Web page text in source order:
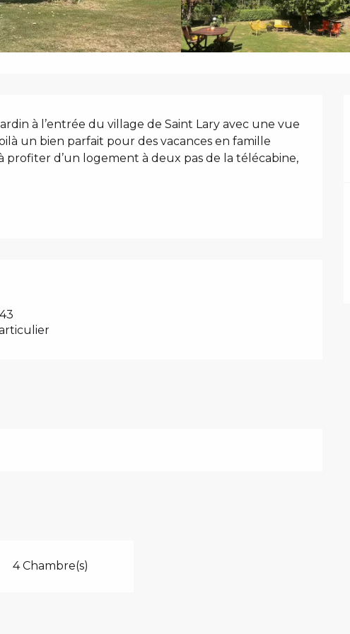
à l’entrée du village de Saint Lary avec une vue
un bien parfait pour des vacances en famille
profiter d’un logement à deux pas de la télécabine,
4 Chambre(s)